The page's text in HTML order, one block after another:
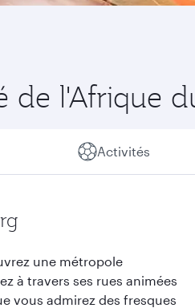
de l'Afrique
Activités
une métropole
à travers ses rues animées
vous admirez des fresques